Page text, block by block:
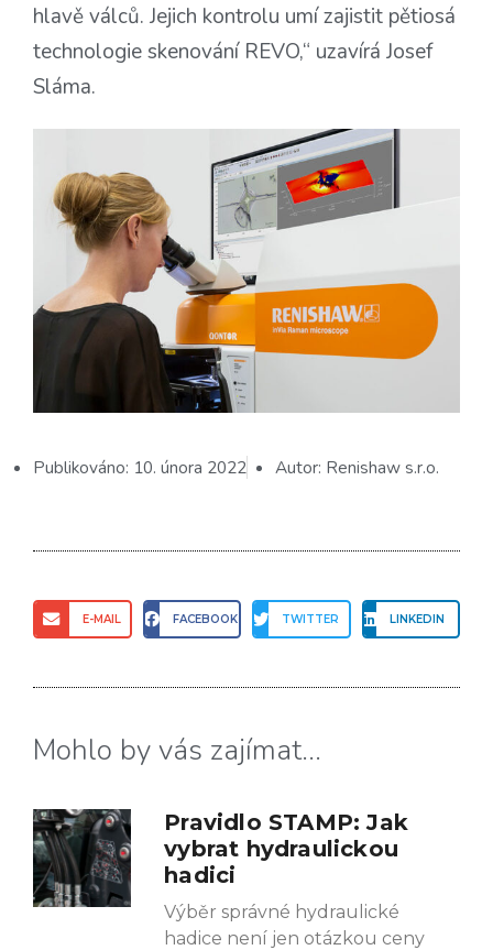
hlavě válců. Jejich kontrolu umí zajistit pětiosá
technologie skenování REVO,“ uzavírá Josef
Sláma.
Publikováno: 10. února 2022 Autor: Renishaw s.r.o.
E-MAIL FACEBOOK TWITTER LINKEDIN
Mohlo by vás zajímat...
Pravidlo STAMP: Jak
vybrat hydraulickou
hadici
Výběr správné hydraulické
hadice není jen otázkou ceny